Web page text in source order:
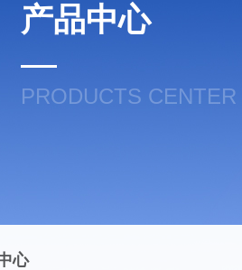
产品中心
PRODUCTS CENTER
心